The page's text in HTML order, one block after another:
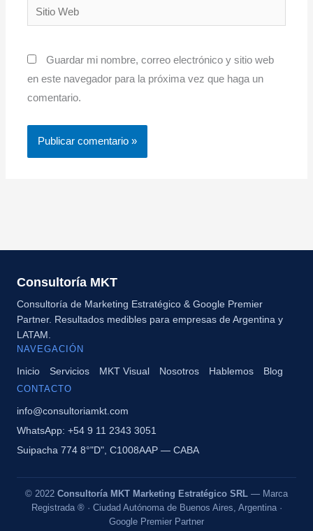
Sitio
Web
Guardar mi nombre, correo electrónico y sitio web
en este navegador para la próxima vez que haga un
comentario.
Consultoría MKT
Consultoría de Marketing Estratégico & Google Premier
Partner. Resultados medibles para empresas de Argentina y
LATAM.
NAVEGACIÓN
Inicio Servicios MKT Visual Nosotros Hablemos Blog
CONTACTO
info@consultoriamkt.com
WhatsApp: +54 9 11 2343 3051
Suipacha 774 8°"D", C1008AAP — CABA
© 2022 Consultoría MKT Marketing Estratégico SRL — Marca
Registrada ® · Ciudad Autónoma de Buenos Aires, Argentina ·
Google Premier Partner